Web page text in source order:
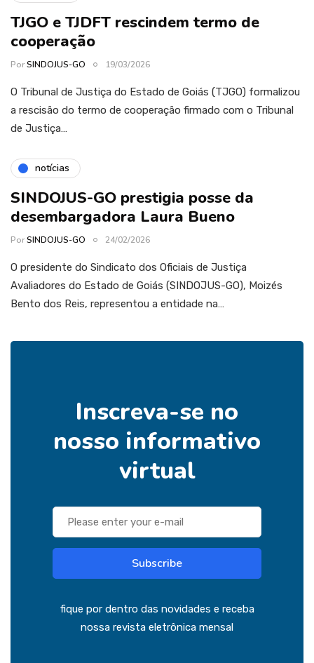
TJGO e TJDFT rescindem termo de
cooperação
PorSINDOJUS-GO 19/03/2026
O Tribunal de Justiça do Estado de Goiás (TJGO) formalizou
a rescisão do termo de cooperação firmado com o Tribunal
de Justiça…
notícias
SINDOJUS-GO prestigia posse da
desembargadora Laura Bueno
PorSINDOJUS-GO 24/02/2026
O presidente do Sindicato dos Oficiais de Justiça
Avaliadores do Estado de Goiás (SINDOJUS-GO), Moizés
Bento dos Reis, representou a entidade na…
Inscreva-se no
nosso informativo
virtual
Subscribe
fique por dentro das novidades e receba
nossa revista eletrônica mensal